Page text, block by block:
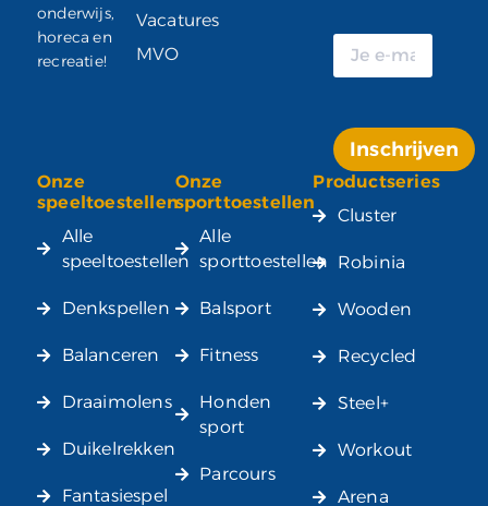
onderwijs,
horeca en
recreatie!
Vacatures
MVO
Inschrijven
Alternative:
Onze
speeltoestellen
Alle
speeltoestellen
Denkspellen
Balanceren
Draaimolens
Duikelrekken
Fantasiespel
Onze
sporttoestellen
Alle
sporttoestellen
Balsport
Fitness
Honden
sport
Parcours
Productseries
Cluster
Robinia
Wooden
Recycled
Steel+
Workout
Arena